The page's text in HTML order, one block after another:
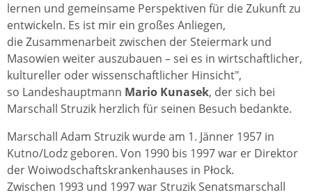
lernen und gemeinsame Perspektiven für die Zukunft zu
entwickeln. Es ist mir ein großes Anliegen,
die Zusammenarbeit zwischen der Steiermark und
Masowien weiter auszubauen – sei es in wirtschaftlicher,
kultureller oder wissenschaftlicher Hinsicht″,
so Landeshauptmann Mario Kunasek, der sich bei
Marschall Struzik herzlich für seinen Besuch bedankte.
Marschall Adam Struzik wurde am 1. Jänner 1957 in
Kutno/Lodz geboren. Von 1990 bis 1997 war er Direktor
der Woiwodschaftskrankenhauses in Płock.
Zwischen 1993 und 1997 war Struzik Senatsmarschall